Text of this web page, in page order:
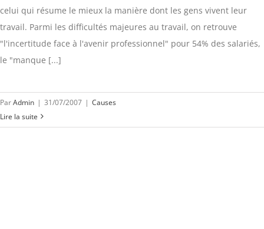
celui qui résume le mieux la manière dont les gens vivent leur
travail. Parmi les difficultés majeures au travail, on retrouve
"l'incertitude face à l'avenir professionnel" pour 54% des salariés,
le "manque [...]
ParAdmin | 31/07/2007 | Causes
Lire la suite